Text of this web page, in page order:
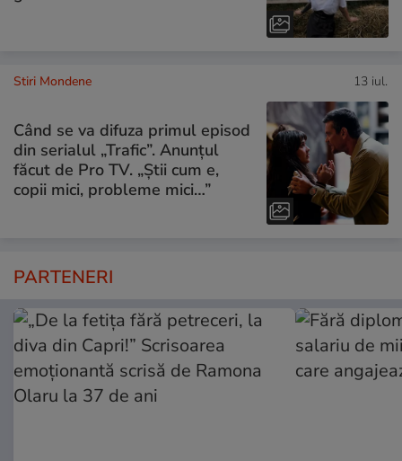
Stiri Mondene 13 iul.
Când se va difuza primul episod
din serialul „Trafic”. Anunțul
făcut de Pro TV. „Știi cum e,
copii mici, probleme mici…”
PARTENERI